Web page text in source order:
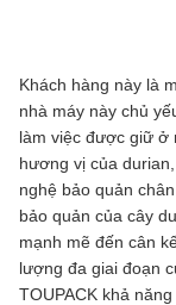
Khách hàng này là
nhà máy này chủ
làm việc được giữ ở
hương vị của
nghệ bảo quản
bảo quản của cây
mạnh mẽ đến cân
lượng đa giai đoạn
TOUPACK khả